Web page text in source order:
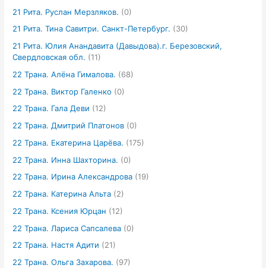
21 Рита. Руслан Мерзляков. (0)
21 Рита. Тина Савитри. Санкт-Петербург. (30)
21 Рита. Юлия Анандавита (Давыдова).г. Березовский,
Свердловская обл. (11)
22 Трана. Алёна Гималова. (68)
22 Трана. Виктор Галенко (0)
22 Трана. Гала Деви (12)
22 Трана. Дмитрий Платонов (0)
22 Трана. Екатерина Царёва. (175)
22 Трана. Инна Шахторина. (0)
22 Трана. Ирина Александрова (19)
22 Трана. Катерина Альта (2)
22 Трана. Ксения Юрцан (12)
22 Трана. Лариса Сапсалева (0)
22 Трана. Настя Адити (21)
22 Трана. Ольга Захарова. (97)